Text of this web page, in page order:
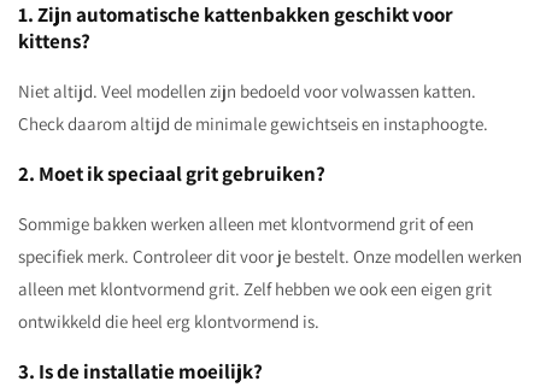
1. Zijn automatische kattenbakken geschikt voor
kittens?
Niet altijd. Veel modellen zijn bedoeld voor volwassen katten.
Check daarom altijd de minimale gewichtseis en instaphoogte.
2. Moet ik speciaal grit gebruiken?
Sommige bakken werken alleen met klontvormend grit of een
specifiek merk. Controleer dit voor je bestelt. Onze modellen werken
alleen met klontvormend grit. Zelf hebben we ook een eigen grit
ontwikkeld die heel erg klontvormend is.
3. Is de installatie moeilijk?